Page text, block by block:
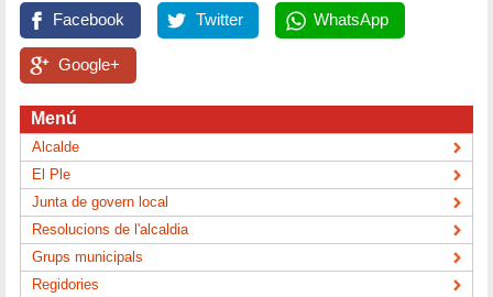
Facebook Twitter WhatsApp
Google+
Menú
Alcalde
El Ple
Junta de govern local
Resolucions de l'alcaldia
Grups municipals
Regidories